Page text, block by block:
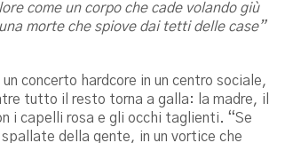
come un corpo che cade volando giù
morte che spiove dai tetti delle case”
concerto hardcore in un centro sociale,
tutto il resto torna a galla: la madre, il
i capelli rosa e gli occhi taglienti. “Se
della gente, in un vortice che